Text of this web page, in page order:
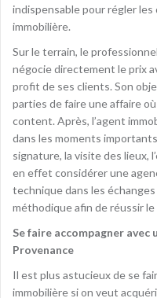
indispensable pour régler
immobilière.
Sur le terrain, le
négocie directement le prix
profit de ses clients. Son
parties de faire une affaire
content. Après, l’agent
dans les moments
signature, la visite des lieux,
en effet considérer une
technique dans les
méthodique afin de réussir
Se faire accompagner avec
Provenance
Il est plus astucieux de se
immobilière si on veut